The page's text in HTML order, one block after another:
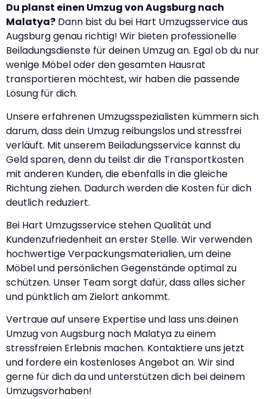
Du planst einen Umzug von Augsburg nach
Malatya? Dann bist du bei Hart Umzugsservice aus
Augsburg genau richtig! Wir bieten professionelle
Beiladungsdienste für deinen Umzug an. Egal ob du nur
wenige Möbel oder den gesamten Hausrat
transportieren möchtest, wir haben die passende
Lösung für dich.
Unsere erfahrenen Umzugsspezialisten kümmern sich
darum, dass dein Umzug reibungslos und stressfrei
verläuft. Mit unserem Beiladungsservice kannst du
Geld sparen, denn du teilst dir die Transportkosten
mit anderen Kunden, die ebenfalls in die gleiche
Richtung ziehen. Dadurch werden die Kosten für dich
deutlich reduziert.
Bei Hart Umzugsservice stehen Qualität und
Kundenzufriedenheit an erster Stelle. Wir verwenden
hochwertige Verpackungsmaterialien, um deine
Möbel und persönlichen Gegenstände optimal zu
schützen. Unser Team sorgt dafür, dass alles sicher
und pünktlich am Zielort ankommt.
Vertraue auf unsere Expertise und lass uns deinen
Umzug von Augsburg nach Malatya zu einem
stressfreien Erlebnis machen. Kontaktiere uns jetzt
und fordere ein kostenloses Angebot an. Wir sind
gerne für dich da und unterstützen dich bei deinem
Umzugsvorhaben!